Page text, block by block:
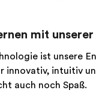
mit unserer
ist unsere
innovativ, intuitiv
auch noch Spaß.